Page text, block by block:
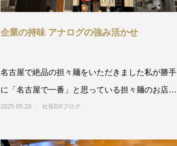
企業の持味 アナログの強み活かせ
名古屋で絶品の担々麺をいただきました私が勝手
に「名古屋で一番」と思っている担々麺のお店。
担々麺 四川名古屋
2025.05.20 社長DXブログ